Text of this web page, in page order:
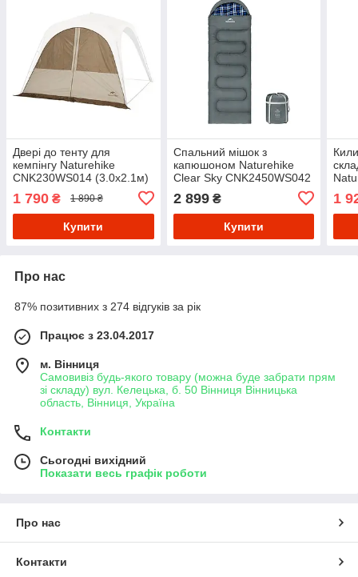
Двері до тенту для
кемпінгу Naturehike
CNK230WS014 (3.0х2.1м)
1 790 ₴ 1 890 ₴
Купити
Спальний мішок з
капюшоном Naturehike
Clear Sky CNK2450WS042
2 899₴
Купити
1
Про нас
87% позитивних з 274 відгуків за рік
Працює з 23.04.2017
м. Вінниця
Самовивіз будь-якого товару (можна буде забрати прям
зі складу) вул. Келецька, б. 50 Вінниця Вінницька
область, Вінниця, Україна
Контакти
Сьогодні вихідний
Показати весь графік роботи
Про нас
Контакти